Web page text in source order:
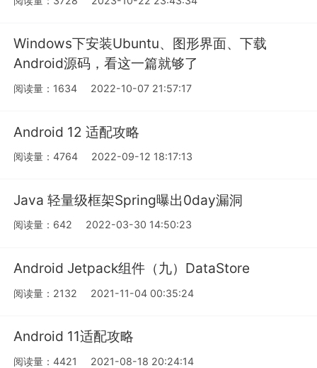
Windows下安装Ubuntu、图形界面、下载
Android源码，看这一篇就够了
阅读量：1634 2022-10-07 21:57:17
Android 12 适配攻略
阅读量：4764 2022-09-12 18:17:13
Java 轻量级框架Spring曝出0day漏洞
阅读量：642 2022-03-30 14:50:23
Android Jetpack组件（九）DataStore
阅读量：2132 2021-11-04 00:35:24
Android 11适配攻略
阅读量：4421 2021-08-18 20:24:14